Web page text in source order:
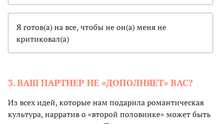
Я готов(а) на все, чтобы не он(а) меня не
критиковал(а)
3. ВАШ ПАРТНЕР НЕ «ДОПОЛНЯЕТ» ВАС?
Из всех идей, которые нам подарила романтическая
культура, нарратив о «второй половинке» может быть